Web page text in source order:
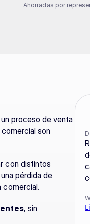
Ahorradas por
proceso de venta
son
con distintos
pérdida de
comercial.
, sin